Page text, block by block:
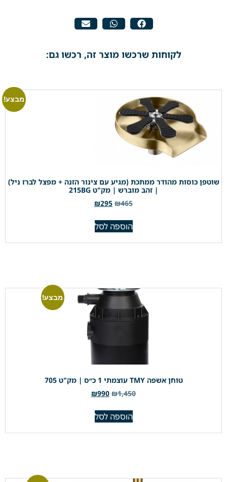
לקוחות שרכשו מוצר זה, רכשו גם:
מבצע!
שוטפן כוסות מהודר ממתכת (מגיע עם צינור הזנה + מפצל לברז ניל)
| זהב מוברש | מק"ט 215BG
₪465
₪295
הוספה לסל
מבצע!
טוחן אשפה TMY עוצמתי 1 כ״ס | מק"ט 705
₪1,450
₪990
הוספה לסל